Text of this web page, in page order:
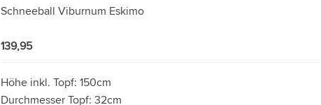
Schneeball Viburnum Eskimo
139,95
Höhe inkl. Topf: 150cm
Durchmesser Topf: 32cm